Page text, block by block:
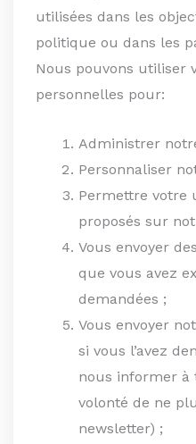
utilisées dans les
politique ou dans les
Nous pouvons utiliser
personnelles pour:
Administrer
Personnaliser
Permettre votre
proposés sur
Vous envoyer
que vous avez
demandées ;
Vous envoyer
si vous l’avez
nous informer à
volonté de ne
newsletter) ;